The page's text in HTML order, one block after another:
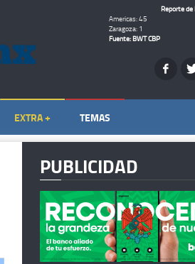
Reporte
Americas: 45
Zaragoza: 1
Fuente: BWT CBP
EXTRA + TEMAS
PUBLICIDAD